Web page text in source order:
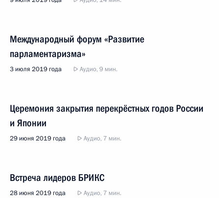
Международный форум «Развитие
парламентаризма»
3 июля 2019 года Аудио, 9 мин.
Церемония закрытия перекрёстных годов России
и Японии
29 июня 2019 года Аудио, 7 мин.
Встреча лидеров БРИКС
28 июня 2019 года Аудио, 7 мин.